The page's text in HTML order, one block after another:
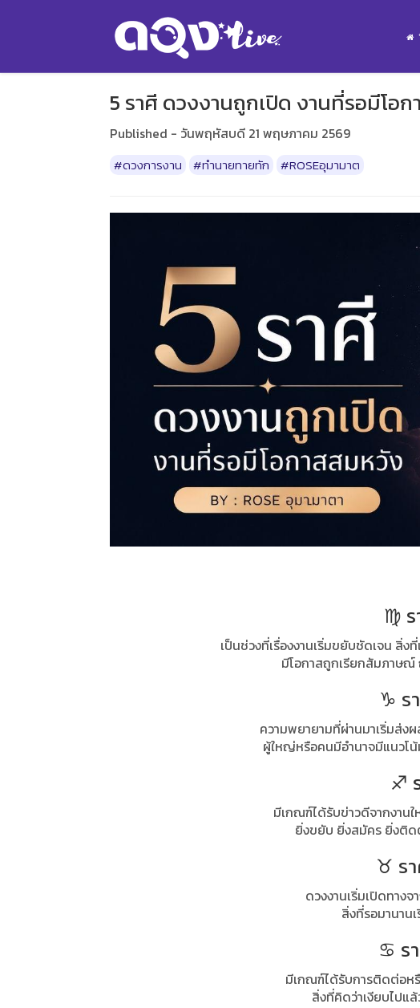
5 ราศี ดวงงานถูกเปิด งานที่รอมีโอก
Published - วันพฤหัสบดี 21 พฤษภาคม 2569
#ดวงการงาน #ทำนายทายทัก #ROSEอุมามาต
♍
เป็นช่วงที่เรื่องงานเริ่มขยับชัดเจน สิ่
มีโอกาสถูกเรียกสัมภาษ
♑
ความพยายามที่ผ่านมาเริ่มส่ง
ผู้ใหญ่หรือคนมีอำนาจมีแนวโ
♐
มีเกณฑ์ได้รับข่าวดีจากงาน
ยิ่งขยับ ยิ่งสมัคร ยิ่งติด
♉ ร
ดวงงานเริ่มเปิดทาง
สิ่งที่รอมานาน
♋ ร
มีเกณฑ์ได้รับการติดต่อห
สิ่งที่คิดว่าเงียบไปแ